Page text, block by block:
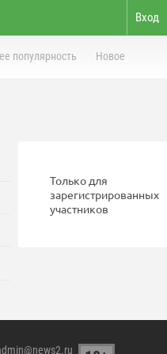
Вход
популярность Новое
Только для
зарегистрированных
участников